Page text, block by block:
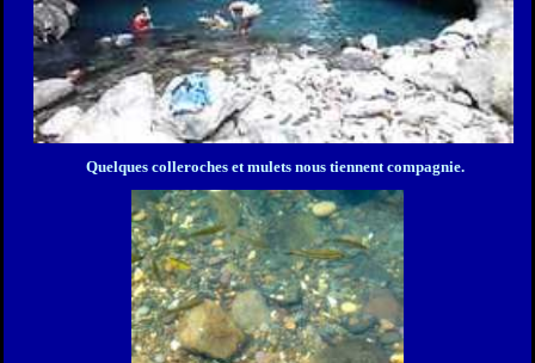
Quelques colleroches et mulets nous tiennent compagnie.